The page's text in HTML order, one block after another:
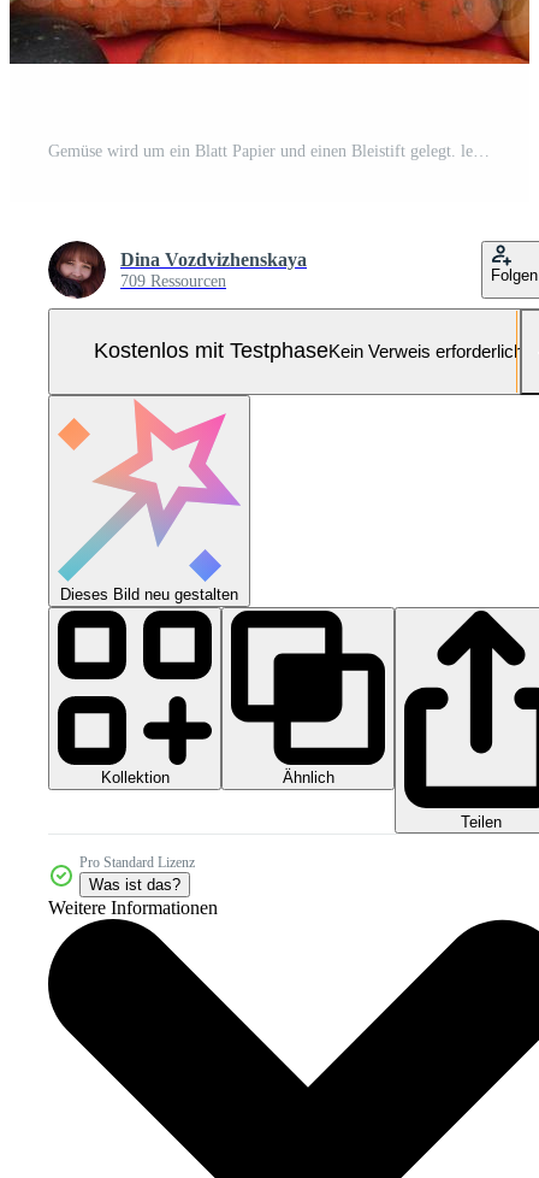
Dina Vozdvizhenskaya
709 Ressourcen Folgen
Kostenlos mit TestphaseKein Verweis erforderlich
Dieses Bild neu gestalten
Kollektion Ähnlich
Teilen
Pro Standard Lizenz
Was ist das?
Weitere Informationen